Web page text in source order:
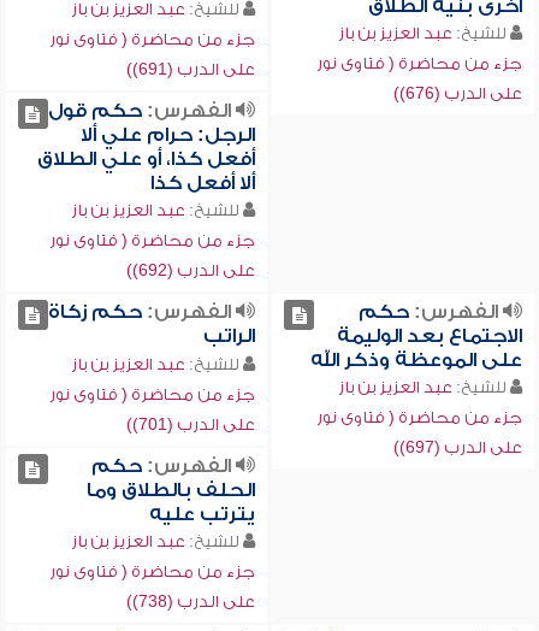
أخرى بنية الطلاق
للشيخ: عبد العزيز بن باز
جزء من محاضرة ( فتاوى نور
على الدرب (676))
للشيخ: عبد العزيز بن باز
جزء من محاضرة ( فتاوى نور
على الدرب (691))
الفهرس:حكم قول
الرجل: حرام علي ألا
أفعل كذا، أو علي الطلاق
ألا أفعل كذا
للشيخ: عبد العزيز بن باز
جزء من محاضرة ( فتاوى نور
على الدرب (692))
الفهرس:حكم
الاجتماع بعد الوليمة
على الموعظة وذكر الله
للشيخ: عبد العزيز بن باز
جزء من محاضرة ( فتاوى نور
على الدرب (697))
الفهرس:حكم زكاة
الراتب
للشيخ: عبد العزيز بن باز
جزء من محاضرة ( فتاوى نور
على الدرب (701))
الفهرس:حكم
الحلف بالطلاق وما
يترتب عليه
للشيخ: عبد العزيز بن باز
جزء من محاضرة ( فتاوى نور
على الدرب (738))